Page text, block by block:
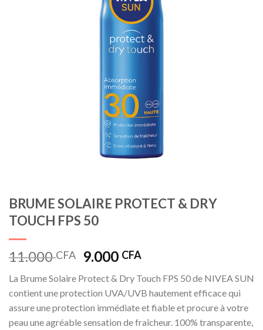
BRUME SOLAIRE PROTECT & DRY
TOUCH FPS 50
11.000CFA
Le
initial
était :
11.000 CFA.
9.000 CFALe
actuel
est :
9.000 CFA.
La Brume Solaire Protect & Dry Touch FPS 50 de NIVEA SUN
contient une protection UVA/UVB hautement efficace qui
assure une protection immédiate et fiable et procure à votre
peau une agréable sensation de fraîcheur. 100% transparente,